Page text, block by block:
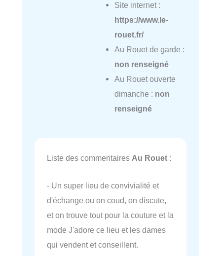
Site internet :
https://www.le-
rouet.fr/
Au Rouet de garde :
non renseigné
Au Rouet ouverte
dimanche : non
renseigné
Liste des commentaires Au Rouet :
- Un super lieu de convivialité et
d'échange ou on coud, on discute,
et on trouve tout pour la couture et la
mode J'adore ce lieu et les dames
qui vendent et conseillent.